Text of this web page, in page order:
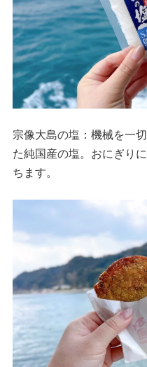
宗像大島の塩：機械を一
た純国産の塩。おにぎり
ちます。